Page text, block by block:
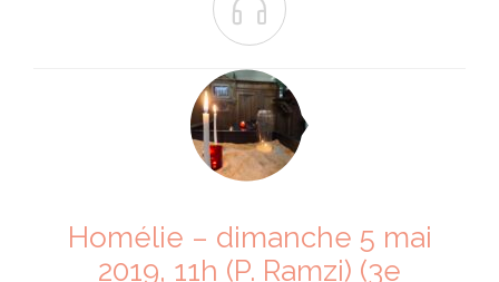

Homélie – dimanche 5 mai
2019, 11h (P. Ramzi) (3e